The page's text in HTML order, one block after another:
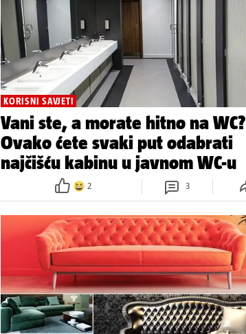
KORISNI SAVJETI
Vani ste, a morate hitno na WC?
Ovako ćete svaki put odabrati
najčišću kabinu u javnom WC-u
2 3